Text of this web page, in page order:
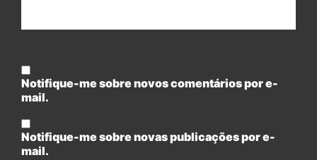
Notifique-me sobre novos comentários por e-
mail.
Notifique-me sobre novas publicações por e-
mail.